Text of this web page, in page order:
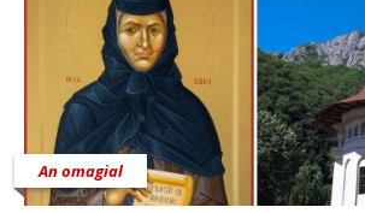
An omagial